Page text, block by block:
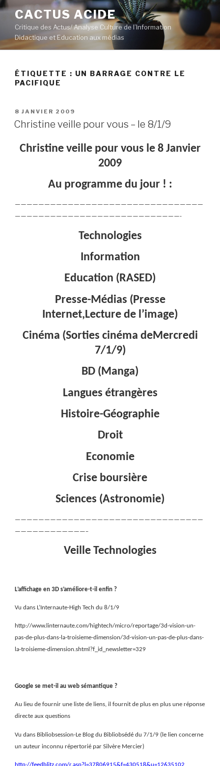
Aller
contenu
principal
CACTUS ACIDE
Critique des Actus/ Analyse Culture de l’Information
Didactique et Education aux médias
ÉTIQUETTE : UN BARRAGE CONTRE LE
PACIFIQUE
PUBLIÉ
LE
8 JANVIER 2009
Christine veille pour vous – le 8/1/9
Christine veille pour vous le 8 Janvier
2009
Au programme du jour ! :
————————————————————————————————
————————————————————————————-
Technologies
Information
Education (RASED)
Presse-Médias (Presse
Internet,Lecture de l’image)
Cinéma (Sorties cinéma deMercredi
7/1/9)
BD (Manga)
Langues étrangères
Histoire-Géographie
Droit
Economie
Crise boursière
Sciences (Astronomie)
————————————————————————————————
————————————–
Veille Technologies
L’affichage en 3D s’améliore-t-il enfin ?
Vu dans L’Internaute-High Tech du 8/1/9
http://www.linternaute.com/hightech/micro/reportage/3d-vision-un-
pas-de-plus-dans-la-troisieme-dimension/3d-vision-un-pas-de-plus-dans-
la-troisieme-dimension.shtml?f_id_newsletter=329
Google se met-il au web sémantique ?
Au lieu de fournir une liste de liens, il fournit de plus en plus une réponse
directe aux questions
Vu dans Bibliobsession-Le Blog du Bibliobsédé du 7/1/9 (le lien concerne
un auteur inconnu répertorié par Silvère Mercier)